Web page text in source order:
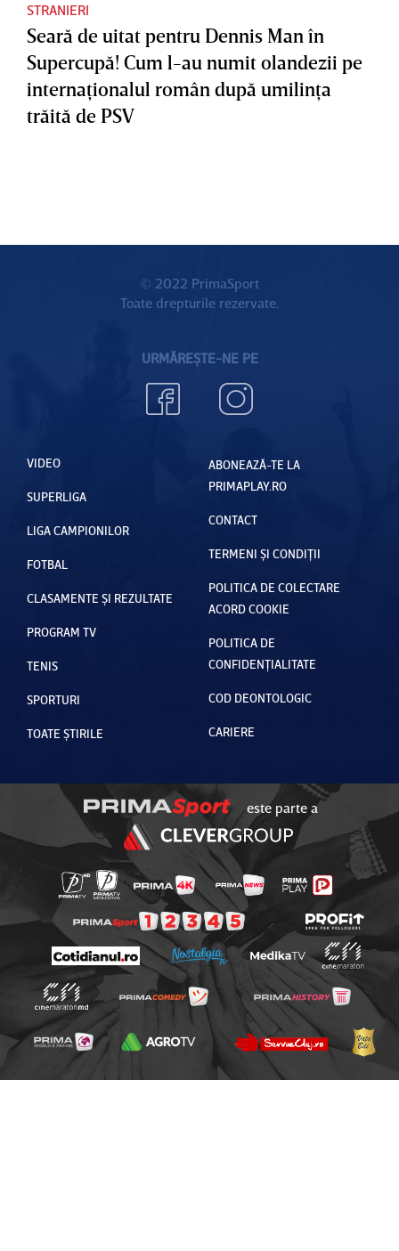
STRANIERI
Seară de uitat pentru Dennis Man în
Supercupă! Cum l-au numit olandezii pe
internaţionalul român după umilinţa
trăită de PSV
© 2022 PrimaSport
Toate drepturile rezervate.
URMĂREȘTE-NE PE
VIDEO
SUPERLIGA
LIGA CAMPIONILOR
FOTBAL
CLASAMENTE ȘI REZULTATE
PROGRAM TV
TENIS
SPORTURI
TOATE ȘTIRILE
ABONEAZĂ-TE LA
PRIMAPLAY.RO
CONTACT
TERMENI ȘI CONDIȚII
POLITICA DE COLECTARE
ACORD COOKIE
POLITICA DE
CONFIDENȚIALITATE
COD DEONTOLOGIC
CARIERE
este parte a